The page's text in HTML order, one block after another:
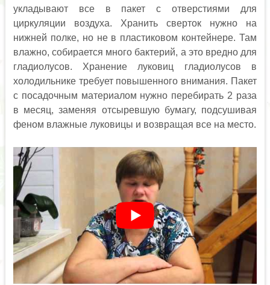
укладывают все в пакет с отверстиями для
циркуляции воздуха. Хранить сверток нужно на
нижней полке, но не в пластиковом контейнере. Там
влажно, собирается много бактерий, а это вредно для
гладиолусов. Хранение луковиц гладиолусов в
холодильнике требует повышенного внимания. Пакет
с посадочным материалом нужно перебирать 2 раза
в месяц, заменяя отсыревшую бумагу, подсушивая
феном влажные луковицы и возвращая все на место.